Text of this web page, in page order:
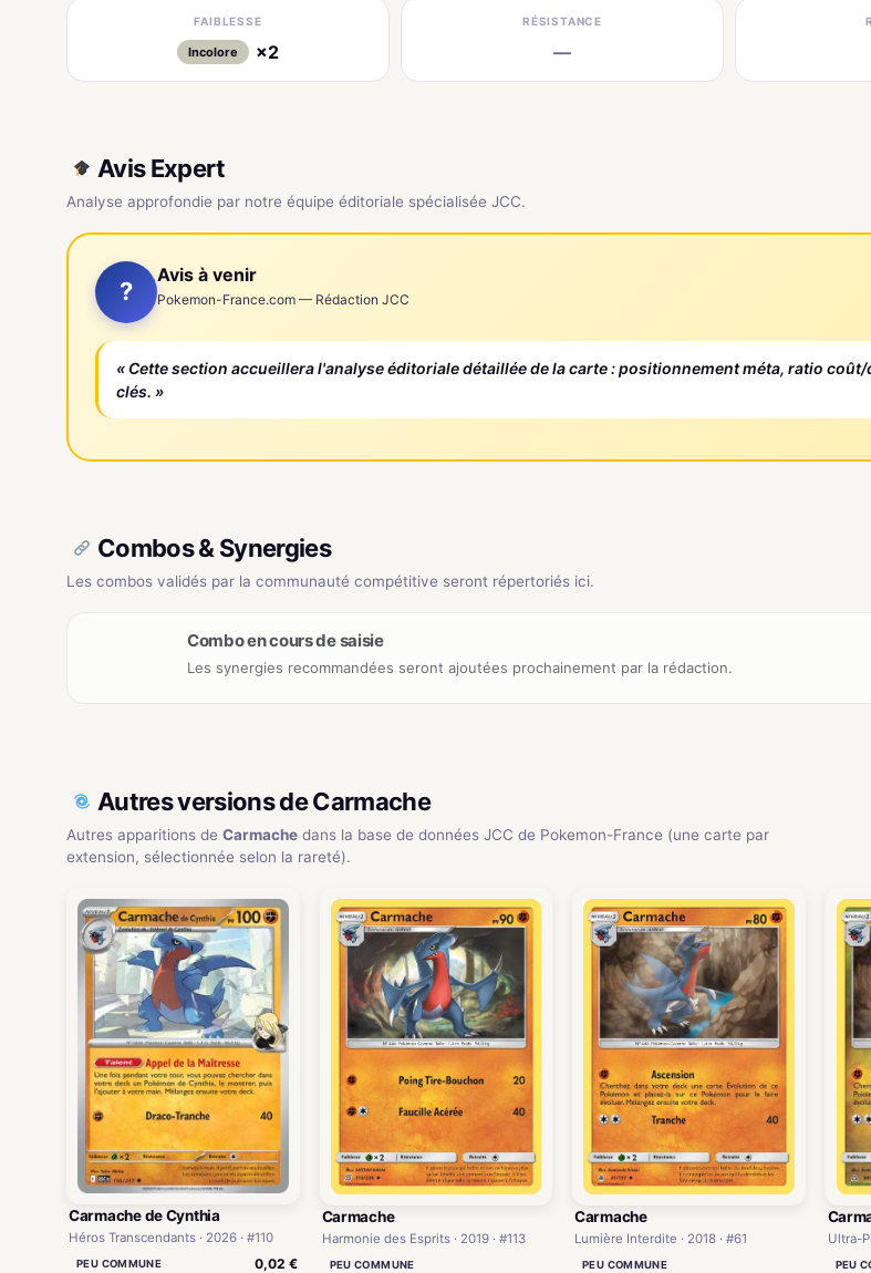
FAIBLESSE
Incolore ×2
RÉSISTANCE
—
Avis Expert
Analyse approfondie par notre équipe éditoriale spécialisée JCC.
?
Avis à venir
Pokemon-France.com — Rédaction JCC
« Cette section accueillera l'analyse éditoriale détaillée de la carte : positionnement méta, ratio
clés. »
Combos & Synergies
Les combos validés par la communauté compétitive seront répertoriés ici.
Combo en cours de saisie
Les synergies recommandées seront ajoutées prochainement par la rédaction.
Autres versions de Carmache
Autres apparitions de Carmache dans la base de données JCC de Pokemon-France (une carte par
extension, sélectionnée selon la rareté).
Carmache de Cynthia
Héros Transcendants · 2026 · #110
PEU COMMUNE 0,02 €
Carmache
Harmonie des Esprits · 2019 · #113
PEU COMMUNE
Carmache
Lumière Interdite · 2018 · #61
PEU COMMUNE
Ultra-
PEU